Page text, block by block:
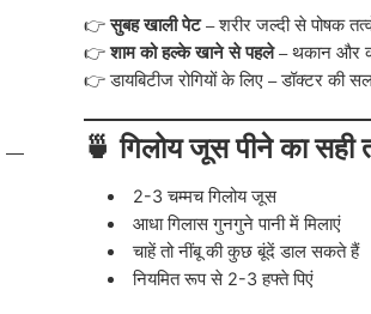
👉सुबह खाली पेट– शरीर जल्दी से पोषक
👉शाम को हल्के खाने से पहले– थकान और
👉 डायबिटीज रोगियों के लिए – डॉक्टर की
🍵 गिलोय जूस पीने का सही
2-3 चम्मच गिलोय जूस
आधा गिलास गुनगुने पानी में मिलाएं
चाहें तो नींबू की कुछ बूंदें डाल सकते हैं
नियमित रूप से 2-3 हफ्ते पिएं